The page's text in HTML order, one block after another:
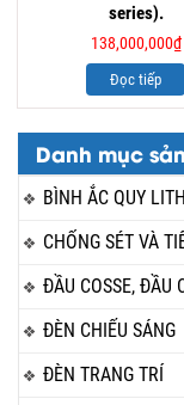
Danh mục
BÌNH ẮC QUY
CHỐNG SÉT VÀ
ĐẦU COSSE, ĐẦU
ĐÈN CHIẾU SÁNG
ĐÈN TRANG TRÍ
series).
138,000,000₫
Đọc tiếp